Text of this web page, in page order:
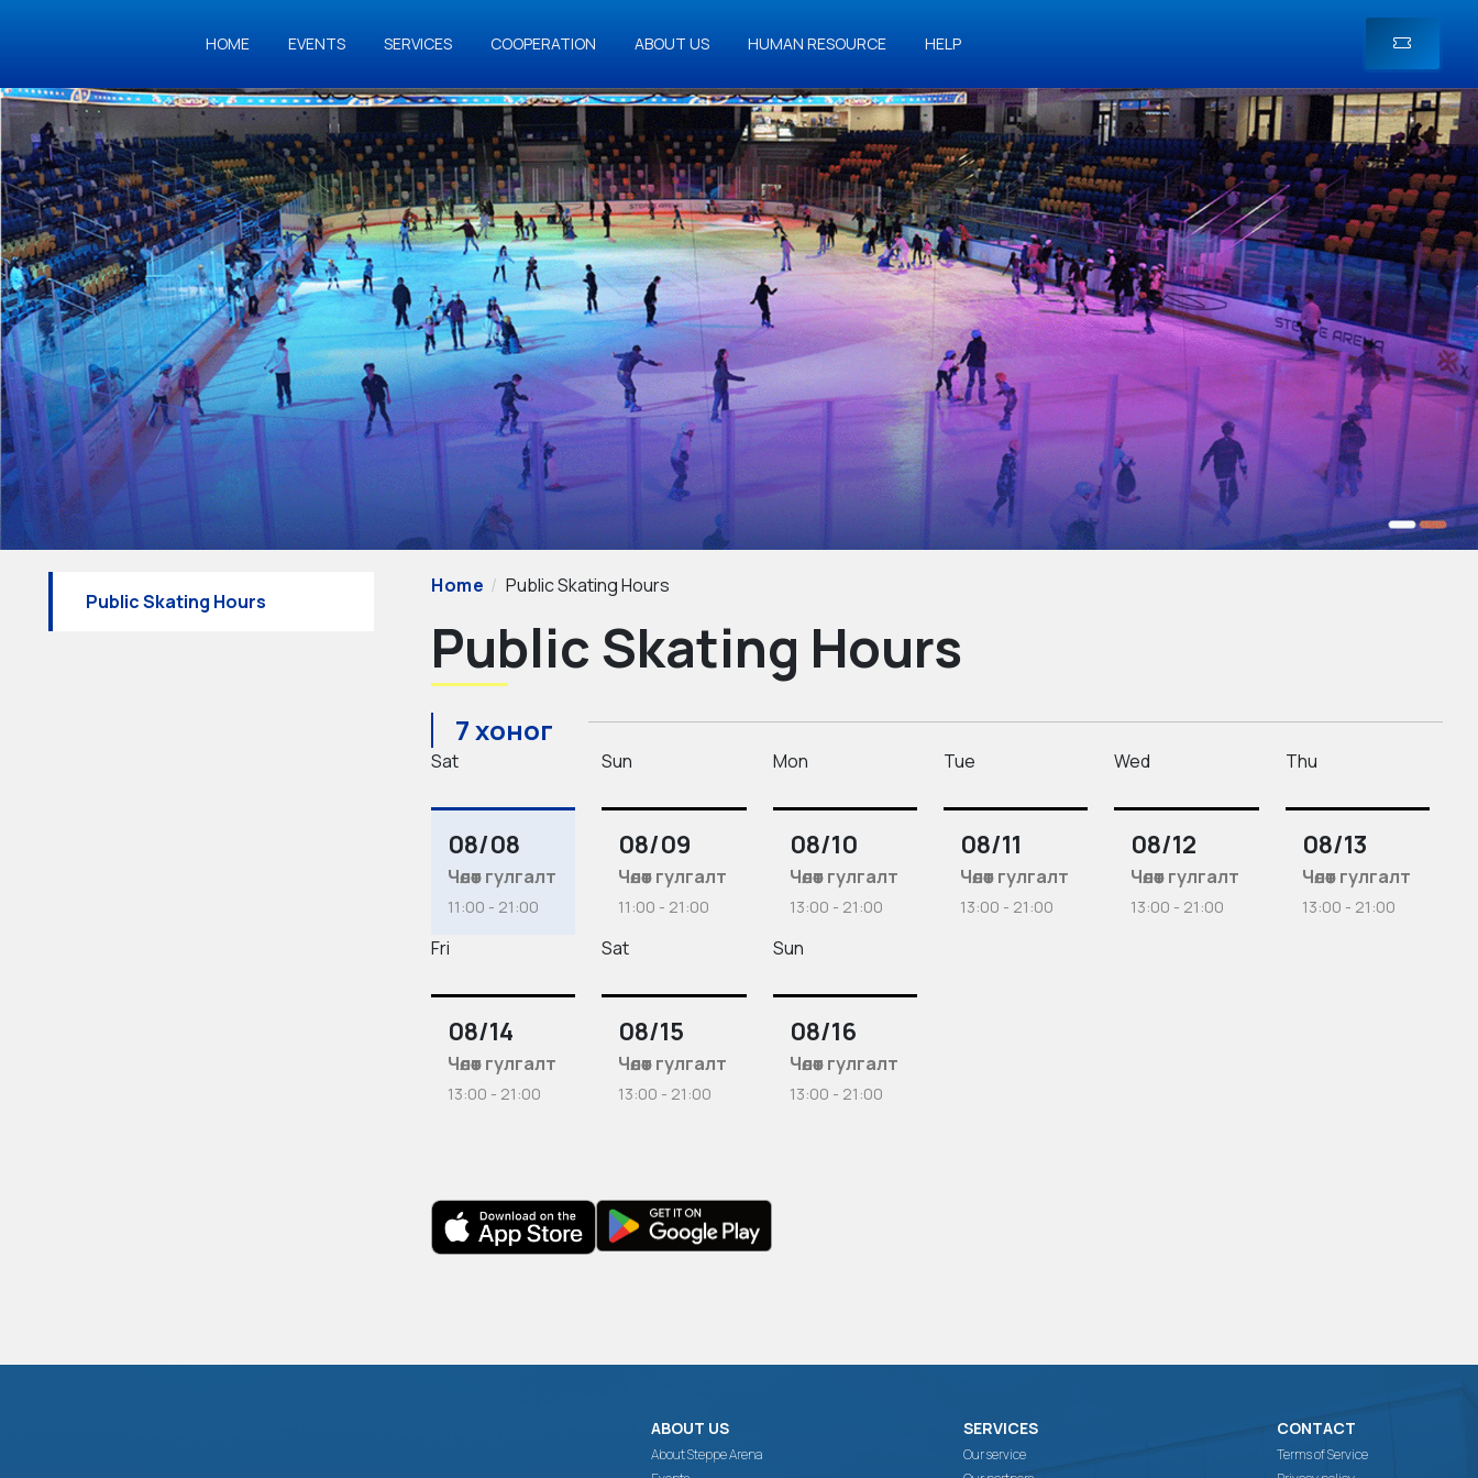
HOME EVENTS SERVICES COOPERATION ABOUT US HUMAN RESOURCE HELP
Public Skating Hours
Home Public Skating Hours
Public Skating Hours
7 хоног
Sat
08/08
Чөлөөт гулгалт
11:00 - 21:00
Sun
08/09
Чөлөөт гулгалт
11:00 - 21:00
Mon
08/10
Чөлөөт гулгалт
13:00 - 21:00
Tue
08/11
Чөлөөт гулгалт
13:00 - 21:00
Wed
08/12
Чөлөөт гулгалт
13:00 - 21:00
Thu
08/13
Чөлөөт гулгалт
13:00 - 21:00
Fri
08/14
Чөлөөт гулгалт
13:00 - 21:00
Sat
08/15
Чөлөөт гулгалт
13:00 - 21:00
Sun
08/16
Чөлөөт гулгалт
13:00 - 21:00
ABOUT US
About Steppe Arena
SERVICES
Our service
CONTACT
Terms of Service